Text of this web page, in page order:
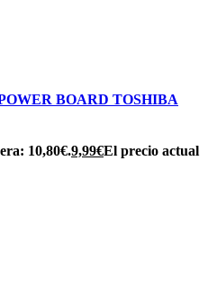
BOARD TOSHIBA
10,80€.9,99€El precio actual